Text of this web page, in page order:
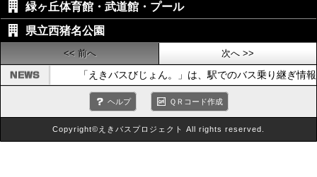
緑ヶ丘体育館・武道館・プール
県立西猪名公園
<< 前へ 次へ >>
「えきバスびじょん。」は、駅でのバス乗り継ぎ情
ヘルプ ＱＲコード作成
Copyright©えきバスプロジェクト All rights reserved.